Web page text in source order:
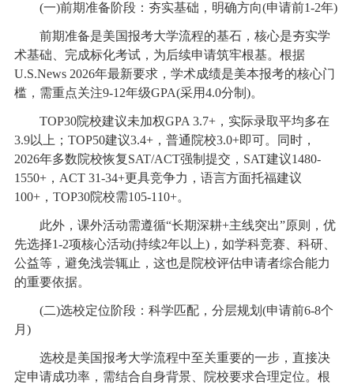
(一)前期准备阶段：夯实基础，明确方向(申请前1-2年)
前期准备是美国报考大学流程的基石，核心是夯实学
术基础、完成标化考试，为后续申请筑牢根基。根据
U.S.News 2026年最新要求，学术成绩是美本报考的核心门
槛，需重点关注9-12年级GPA(采用4.0分制)。
TOP30院校建议未加权GPA 3.7+，实际录取平均多在
3.9以上；TOP50建议3.4+，普通院校3.0+即可。同时，
2026年多数院校恢复SAT/ACT强制提交，SAT建议1480-
1550+，ACT 31-34+更具竞争力，语言方面托福建议
100+，TOP30院校需105-110+。
此外，课外活动需遵循“长期深耕+主线突出”原则，优
先选择1-2项核心活动(持续2年以上)，如学科竞赛、科研、
公益等，避免浅尝辄止，这也是院校评估申请者综合能力
的重要依据。
(二)选校定位阶段：科学匹配，分层规划(申请前6-8个
月)
选校是美国报考大学流程中至关重要的一步，直接决
定申请成功率，需结合自身背景、院校要求合理定位。根